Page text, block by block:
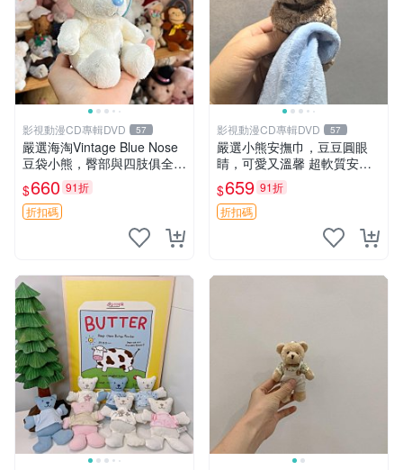
影視動漫CD專輯DVD 57
嚴選海淘Vintage Blue Nose
豆袋小熊，臀部與四肢俱全，
坐高11公分，附原盒與吊牌
收藏。藍鼻子小熊，值得擁有
玩具 憶熊
$660 91折
折扣碼
影視動漫CD專輯DVD 57
嚴選小熊安撫巾，豆豆圓眼
睛，可愛又溫馨 超軟質安撫
巾，豆豆設計，哄睡好幫手
約克豆豆眼安撫巾 數碼豆豆
眼
$659 91折
折扣碼